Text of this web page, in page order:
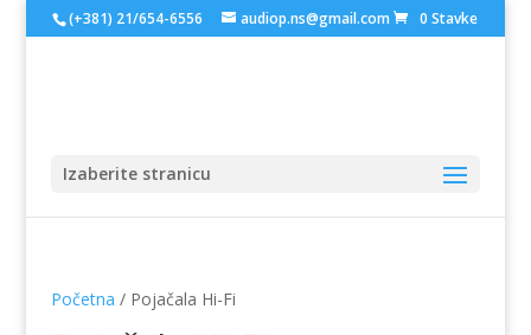
(+381) 21/654-6556 audiop.ns@gmail.com 0 Stavke
Izaberite stranicu
Početna / Pojačala Hi-Fi